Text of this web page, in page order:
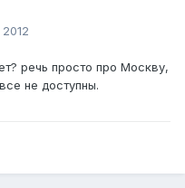
речь просто про Москву,
не доступны.